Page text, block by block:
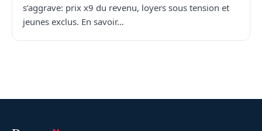
s’aggrave: prix x9 du revenu, loyers sous tension et
jeunes exclus. En savoir…